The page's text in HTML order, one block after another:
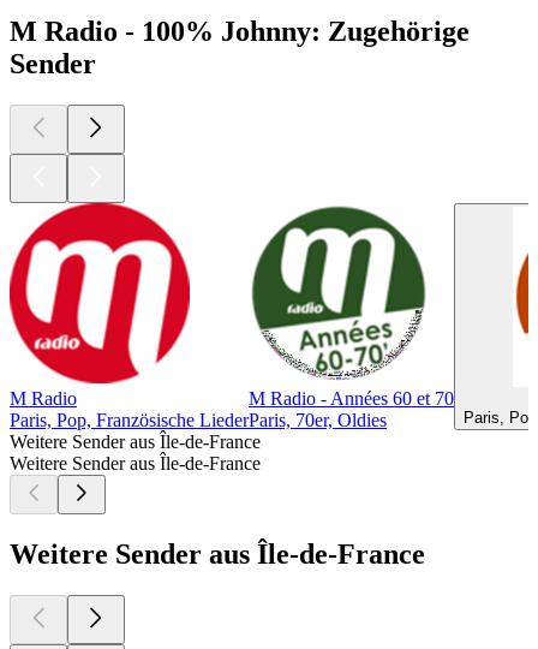
M Radio - 100% Johnny: Zugehörige
Sender
M Radio
Paris, Pop, Französische Lieder
M Radio - Années 60 et 70
Paris, 70er, Oldies
Paris,
Weitere Sender aus Île-de-France
Weitere Sender aus Île-de-France
Weitere Sender aus Île-de-France